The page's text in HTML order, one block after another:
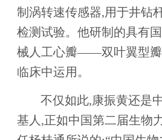
制涡转速传感器,用于井钻
检测试验。他研制的具有
械人工心瓣——双叶翼型瓣
临床中运用。
不仅如此,康振黄还是
基人,正如中国第二届生物